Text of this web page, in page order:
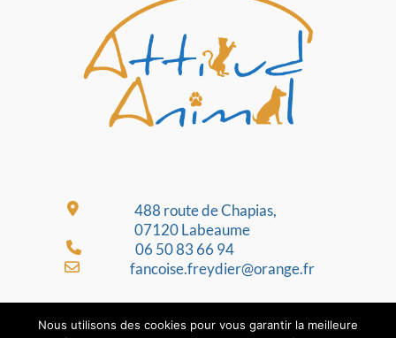
488 route de Chapias,
07120 Labeaume
06 50 83 66 94
fancoise.freydier@orange.fr
Nous utilisons des cookies pour vous garantir la meilleure